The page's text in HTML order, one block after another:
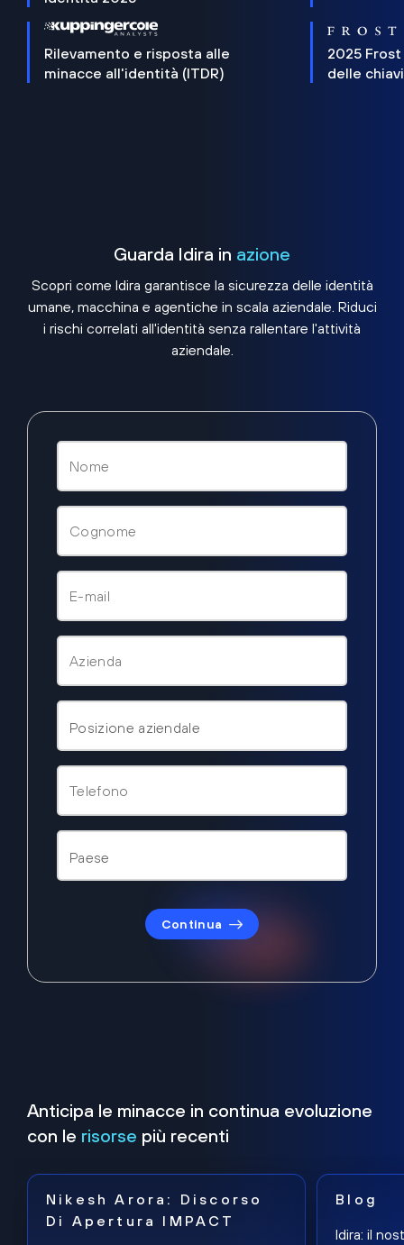
Rilevamento e risposta alle
minacce all'identità (ITDR)
2025 Frost
delle
Guarda Idira in azione
Scopri come Idira garantisce la sicurezza delle identità
umane, macchina e agentiche in scala aziendale. Riduci
i rischi correlati all'identità senza rallentare l'attività
aziendale.
Continua
Anticipa le minacce in continua evoluzione
con le risorse più recenti
Nikesh Arora: Discorso
Di Apertura IMPACT
Blog
Idira: il